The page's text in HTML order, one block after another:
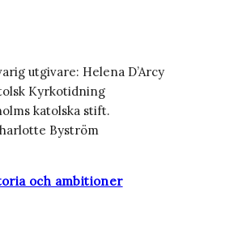
utgivare: Helena D’Arcy
Kyrkotidning
katolska stift.
Byström
och ambitioner